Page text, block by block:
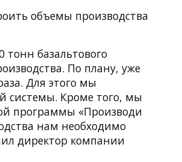
объемы производства
базальтового
По плану, уже
Для этого мы
системы. Кроме того, мы
программы «Производи
нам необходимо
директор компании